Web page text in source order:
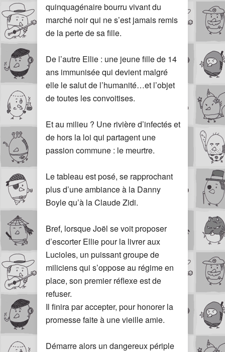
quinquagénaire bourru vivant du
marché noir qui ne s’est jamais remis
de la perte de sa fille.
De l’autre Ellie : une jeune fille de 14
ans immunisée qui devient malgré
elle le salut de l’humanité…et l’objet
de toutes les convoitises.
Et au milieu ? Une rivière d’infectés et
de hors la loi qui partagent une
passion commune : le meurtre.
Le tableau est posé, se rapprochant
plus d’une ambiance à la Danny
Boyle qu’à la Claude Zidi.
Bref, lorsque Joël se voit proposer
d’escorter Ellie pour la livrer aux
Lucioles, un puissant groupe de
miliciens qui s’oppose au régime en
place, son premier réflexe est de
refuser.
Il finira par accepter, pour honorer la
promesse faite à une vieille amie.
Démarre alors un dangereux périple